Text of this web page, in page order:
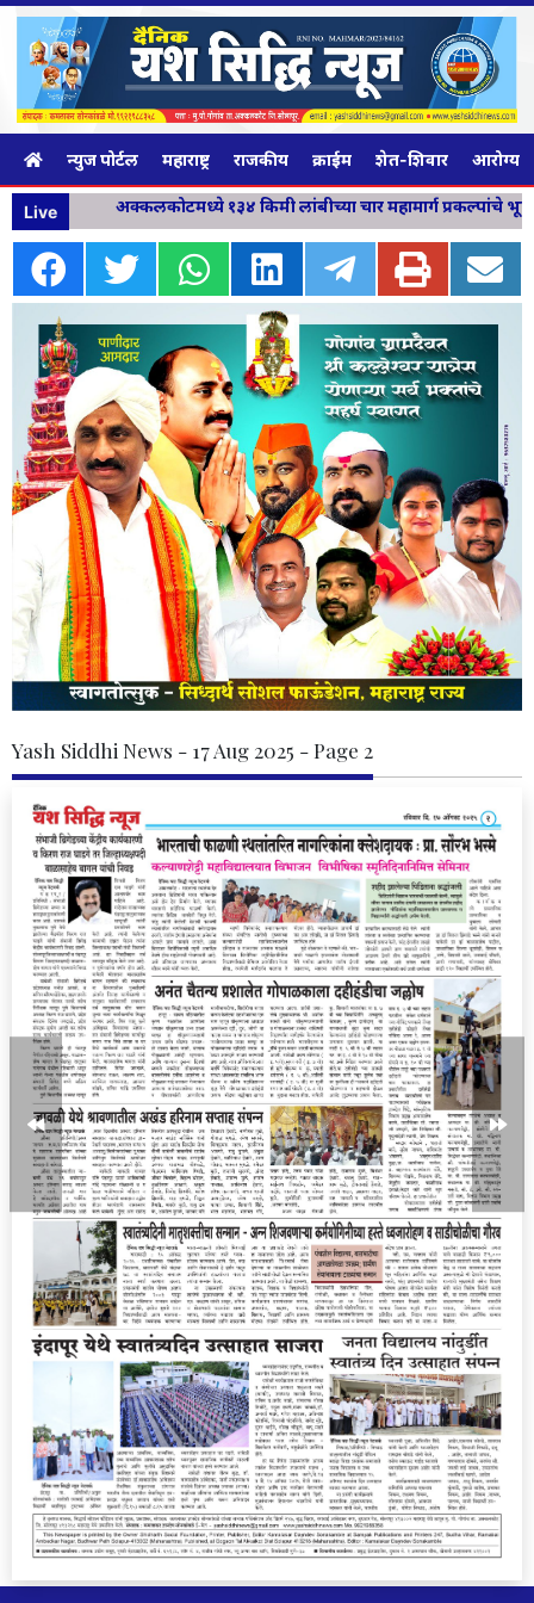
न्युज पोर्टल महाराष्ट्र राजकीय क्राईम शेत-शिवार आरोग्य
Live अक्कलकोटमध्ये १३४ किमी लांबीच्या चार महामार्ग प्रकल्पांचे
Yash Siddhi News - 17 Aug 2025 - Page 2